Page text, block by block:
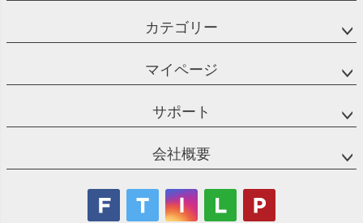
カテゴリー
マイページ
サポート
会社概要